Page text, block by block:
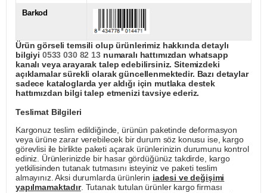
Barkod
Ürün görseli temsili olup ürünlerimiz hakkında detaylı
bilgiyi 0533 030 82 13numaralı hattımızdan whatsapp
kanalı veya arayarak talep edebilirsiniz. Sitemizdeki
açıklamalar sürekli olarak güncellenmektedir. Bazı detaylar
sadece kataloglarda yer aldığı için mutlaka destek
hattımızdan bilgi talep etmenizi tavsiye ederiz.
Teslimat Bilgileri
Kargonuz teslim edildiğinde, ürünün paketinde deformasyon
veya ürüne zarar verebilecek bir durum söz konusu ise, kargo
görevlisi ile birlikte paketi açarak ürünlerinizin durumunu kontrol
ediniz. Ürünlerinizde bir hasar gördüğünüz takdirde, kargo
yetkilisinden tutanak tutmasını isteyiniz ve paketi teslim
almayınız. Aksi durumlarda ürünlerin iadesi ve değişimi
yapılmamaktadır. Tutanak tutulan ürünler kargo firması